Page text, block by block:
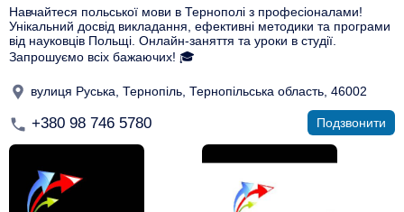
Навчайтеся польської мови в Тернополі з професіоналами!
Унікальний досвід викладання, ефективні методики та програми
від науковців Польщі. Онлайн-заняття та уроки в студії.
Запрошуємо всіх бажаючих! 🎓
вулиця Руська, Тернопіль, Тернопільська область, 46002
+380 98 746 5780 Подзвонити